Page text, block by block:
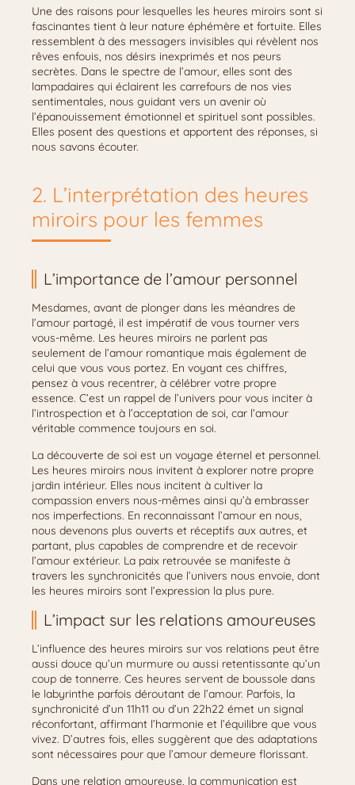
Une des raisons pour lesquelles les heures miroirs sont si
fascinantes tient à leur nature éphémère et fortuite. Elles
ressemblent à des messagers invisibles qui révèlent nos
rêves enfouis, nos désirs inexprimés et nos peurs
secrètes. Dans le spectre de l’amour, elles sont des
lampadaires qui éclairent les carrefours de nos vies
sentimentales, nous guidant vers un avenir où
l’épanouissement émotionnel et spirituel sont possibles.
Elles posent des questions et apportent des réponses, si
nous savons écouter.
2. L’interprétation des heures
miroirs pour les femmes
L’importance de l’amour personnel
Mesdames, avant de plonger dans les méandres de
l’amour partagé, il est impératif de vous tourner vers
vous-même. Les heures miroirs ne parlent pas
seulement de l’amour romantique mais également de
celui que vous vous portez. En voyant ces chiffres,
pensez à vous recentrer, à célébrer votre propre
essence. C’est un rappel de l’univers pour vous inciter à
l’introspection et à l’acceptation de soi, car l’amour
véritable commence toujours en soi.
La découverte de soi est un voyage éternel et personnel.
Les heures miroirs nous invitent à explorer notre propre
jardin intérieur. Elles nous incitent à cultiver la
compassion envers nous-mêmes ainsi qu’à embrasser
nos imperfections. En reconnaissant l’amour en nous,
nous devenons plus ouverts et réceptifs aux autres, et
partant, plus capables de comprendre et de recevoir
l’amour extérieur. La paix retrouvée se manifeste à
travers les synchronicités que l’univers nous envoie, dont
les heures miroirs sont l’expression la plus pure.
L’impact sur les relations amoureuses
L’influence des heures miroirs sur vos relations peut être
aussi douce qu’un murmure ou aussi retentissante qu’un
coup de tonnerre. Ces heures servent de boussole dans
le labyrinthe parfois déroutant de l’amour. Parfois, la
synchronicité d’un 11h11 ou d’un 22h22 émet un signal
réconfortant, affirmant l’harmonie et l’équilibre que vous
vivez. D’autres fois, elles suggèrent que des adaptations
sont nécessaires pour que l’amour demeure florissant.
Dans une relation amoureuse, la communication est